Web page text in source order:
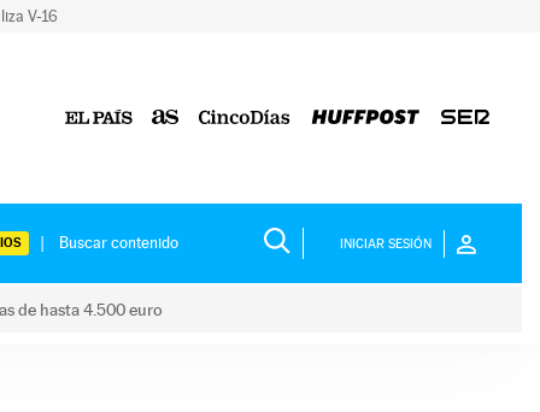
V-16
INICIAR SESIÓN
de hasta 4.500 euro